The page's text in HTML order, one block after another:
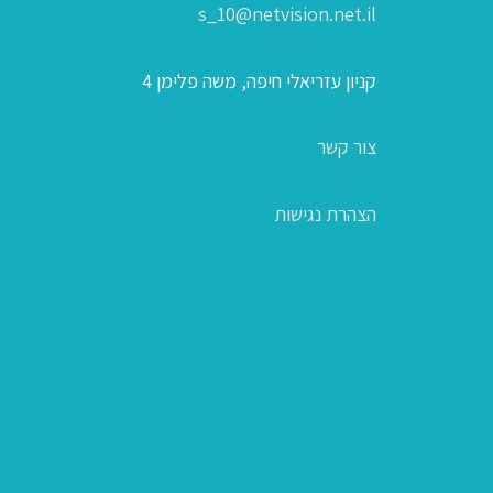
s_10@netvision.net.il
קניון עזריאלי חיפה, משה פלימן 4
צור קשר
הצהרת נגישות